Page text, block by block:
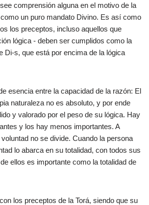
comprensión alguna en el motivo de la
un puro mandato Divino. Es así como
los preceptos, incluso aquellos que
lógica - deben ser cumplidos como la
Di-s, que está por encima de la lógica
esencia entre la capacidad de la razón: El
naturaleza no es absoluto, y por ende
y valorado por el peso de su lógica. Hay
y los hay menos importantes. A
no se divide. Cuando la persona
lo abarca en su totalidad, con todos sus
ellos es importante como la totalidad de
los preceptos de la Torá, siendo que su